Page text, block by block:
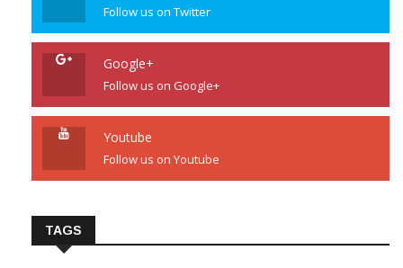
Follow us on Twitter
Google+
Follow us on Google+
Youtube
Follow us on Youtube
TAGS